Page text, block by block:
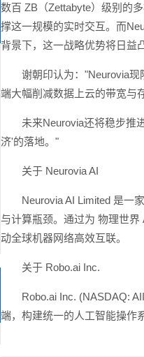
数百 ZB（Zettabyte）级别的
撑这一规模的实时交互。而
背景下，这一战略优势将日益
谢朝印认为："Neurovia
端大幅削减数据上云的带宽与
未来Neurovia还将稳步推
济'的落地。"
关于 Neurovia AI
Neurovia AI Limited 是一
与计算瓶颈。通过为 物理世
动全球机器网络高效互联。
关于 Robo.ai Inc.
Robo.ai Inc. (NASDAQ:
端，构建统一的人工智能操作